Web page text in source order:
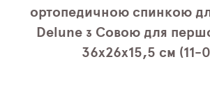
ортопедичною спинкою
Delune з Совою для
36х26х15,5 см (11-